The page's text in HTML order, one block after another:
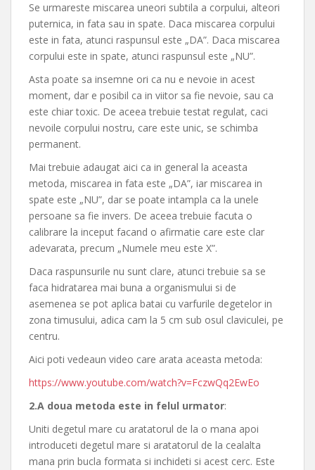
Se urmareste miscarea uneori subtila a corpului, alteori
puternica, in fata sau in spate. Daca miscarea corpului
este in fata, atunci raspunsul este „DA”. Daca miscarea
corpului este in spate, atunci raspunsul este „NU”.
Asta poate sa insemne ori ca nu e nevoie in acest
moment, dar e posibil ca in viitor sa fie nevoie, sau ca
este chiar toxic. De aceea trebuie testat regulat, caci
nevoile corpului nostru, care este unic, se schimba
permanent.
Mai trebuie adaugat aici ca in general la aceasta
metoda, miscarea in fata este „DA”, iar miscarea in
spate este „NU”, dar se poate intampla ca la unele
persoane sa fie invers. De aceea trebuie facuta o
calibrare la inceput facand o afirmatie care este clar
adevarata, precum „Numele meu este X”.
Daca raspunsurile nu sunt clare, atunci trebuie sa se
faca hidratarea mai buna a organismului si de
asemenea se pot aplica batai cu varfurile degetelor in
zona timusului, adica cam la 5 cm sub osul claviculei, pe
centru.
Aici poti vedeaun video care arata aceasta metoda:
https://www.youtube.com/watch?v=FczwQq2EwEo
2.A doua metoda este in felul urmator:
Uniti degetul mare cu aratatorul de la o mana apoi
introduceti degetul mare si aratatorul de la cealalta
mana prin bucla formata si inchideti si acest cerc. Este